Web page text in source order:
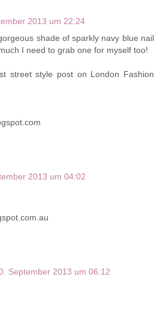
2013 um 22:24
shade of sparkly navy blue nail
I need to grab one for myself too!
street style post on London Fashion
2013 um 04:02
September 2013 um 06:12